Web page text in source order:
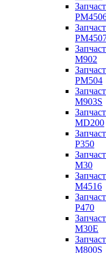
M902
PM504
M903S
MD200
P350
M30
M4516
P470
M30E
M800S